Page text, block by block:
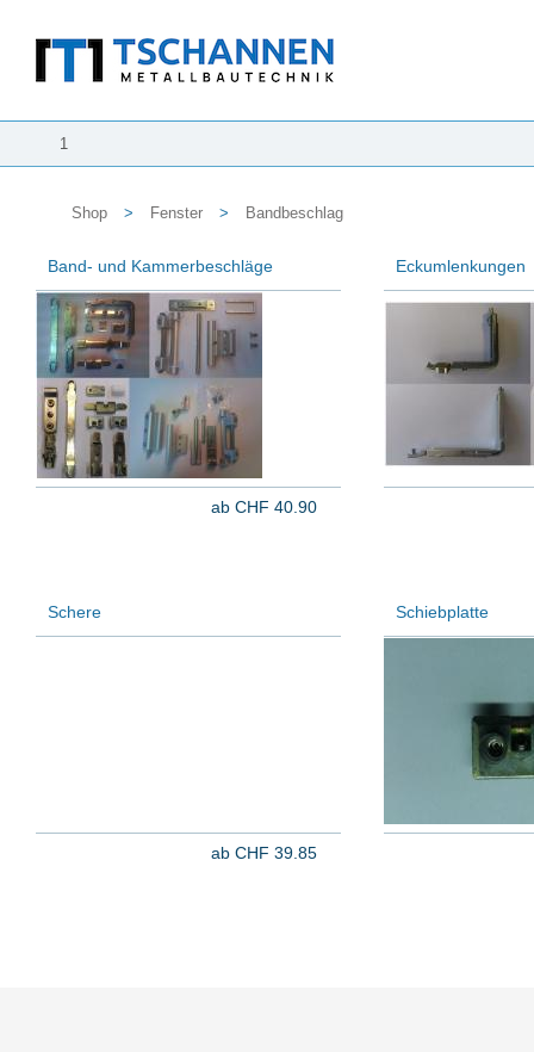
1
Shop > Fenster > Bandbeschlag
Band- und Kammerbeschläge
ab CHF 40.90
Eckumlenkungen
Schere
ab CHF 39.85
Schiebplatte